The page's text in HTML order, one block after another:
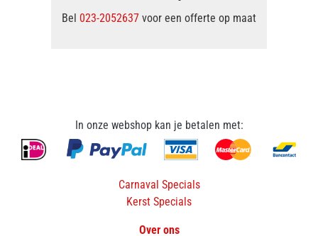
Bel 023-2052637 voor een offerte op maat
In onze webshop kan je betalen met:
Carnaval Specials
Kerst Specials
Over ons